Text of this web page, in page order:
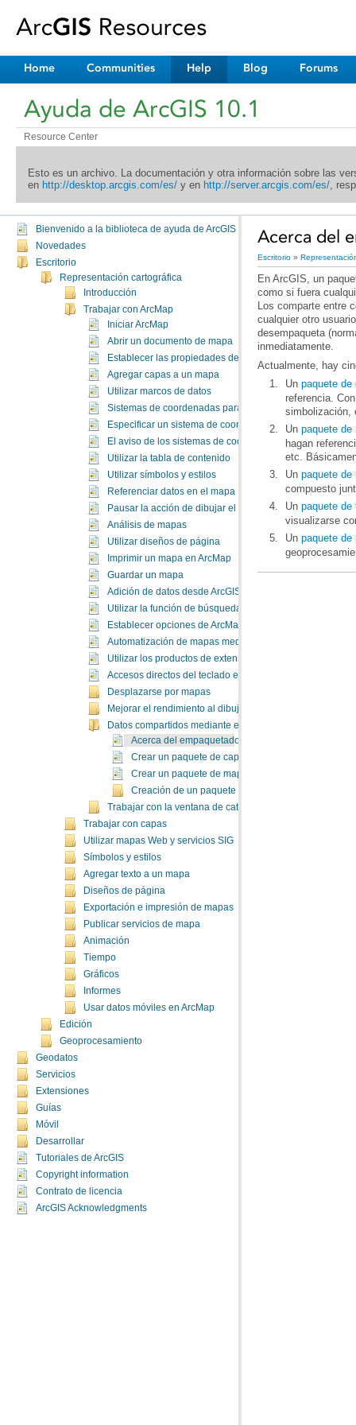
Home Communities Help Blog Forums
Ayuda de ArcGIS 10.1
Resource Center
en http://desktop.arcgis.com/es/y en http://server.arcgis.com/es/,
Bienvenido a la biblioteca de ayuda de ArcGIS
Novedades
Escritorio
Representación cartográfica
Introducción
Trabajar con ArcMap
Iniciar ArcMap
Abrir un documento de mapa
Establecer las propiedades del documento de mapa
Agregar capas a un mapa
Utilizar marcos de datos
Sistemas de coordenadas para visualización de mapas
Especificar un sistema de coordenadas
El aviso de los sistemas de coordenadas geográficas
Utilizar la tabla de contenido
Utilizar símbolos y estilos
Referenciar datos en el mapa
Pausar la acción de dibujar el mapa
Análisis de mapas
Utilizar diseños de página
Imprimir un mapa en ArcMap
Guardar un mapa
Adición de datos desde ArcGIS Online
Utilizar la función de búsqueda en ArcGIS
Establecer opciones de ArcMap
Automatización de mapas mediante el geoprocesamiento
Utilizar los productos de extensión de ArcGIS
Accesos directos del teclado en ArcMap
Desplazarse por mapas
Mejorar el rendimiento al dibujar mapas
Datos compartidos mediante empaquetado
Acerca del empaquetado
Crear un paquete de capas
Crear un paquete de mapas
Creación de un paquete de teselas
Trabajar con la ventana de catálogo
Trabajar con capas
Utilizar mapas Web y servicios SIG
Símbolos y estilos
Agregar texto a un mapa
Diseños de página
Exportación e impresión de mapas
Publicar servicios de mapa
Animación
Tiempo
Gráficos
Informes
Usar datos móviles en ArcMap
Edición
Geoprocesamiento
Geodatos
Servicios
Extensiones
Guías
Móvil
Desarrollar
Tutoriales de ArcGIS
Copyright information
Contrato de licencia
ArcGIS Acknowledgments
Acerca del
Escritorio »
inmediatamente.
Actualmente, hay
Un paquete de
simbolización,
Un paquete de
etc.
Un paquete de
compuesto
Un paquete de
visualizarse
Un paquete de